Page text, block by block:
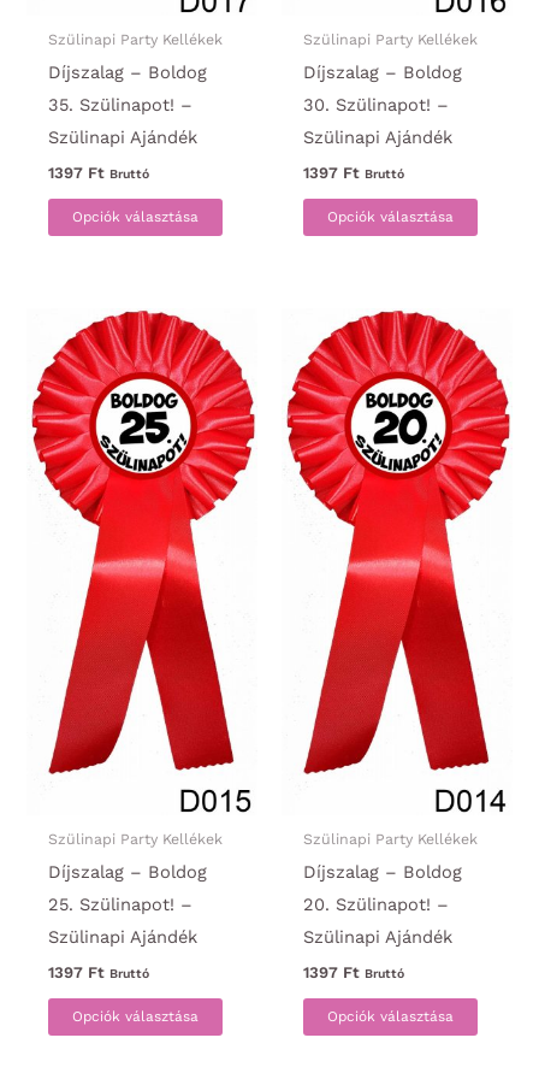
Szülinapi Party Kellékek
Díjszalag – Boldog
35. Szülinapot! –
Szülinapi Ajándék
1397 Ft Bruttó
Opciók választása
Ennek
a
van.
A
változatok
a
termékoldalon
Szülinapi Party Kellékek
Díjszalag – Boldog
30. Szülinapot! –
Szülinapi Ajándék
1397 Ft Bruttó
Opciók választása
Ennek
a
van.
A
a
Szülinapi Party Kellékek
Díjszalag – Boldog
25. Szülinapot! –
Szülinapi Ajándék
1397 Ft Bruttó
Opciók választása
Ennek
a
Szülinapi Party Kellékek
Díjszalag – Boldog
20. Szülinapot! –
Szülinapi Ajándék
1397 Ft Bruttó
Opciók választása
Ennek
a